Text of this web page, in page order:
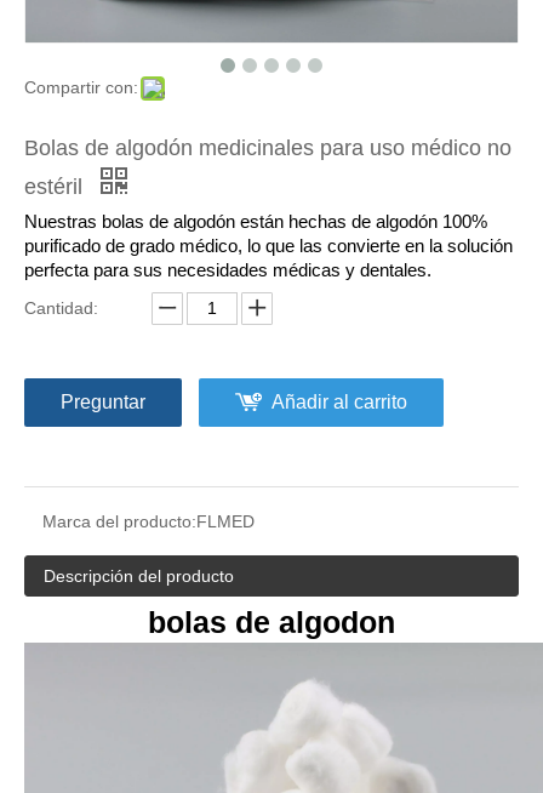
Algodón absorbente médico plegado en zigzag Rollo de algodón 100% hidrofílico absorbente médico quirúrgico
Compartir con:
Bolas de algodón medicinales para uso médico no
estéril
Nuestras bolas de algodón están hechas de algodón 100%
purificado de grado médico, lo que las convierte en la solución
perfecta para sus necesidades médicas y dentales.
Cantidad:
Preguntar Añadir al carrito
Marca del producto:FLMED
Descripción del producto
bolas de algodon